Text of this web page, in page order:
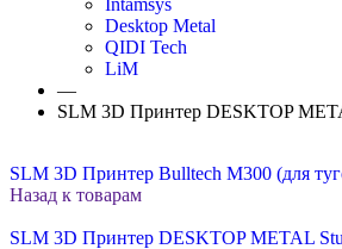
Intamsys
Desktop Metal
QIDI Tech
LiM
—
SLM 3D Принтер DESKTOP
SLM 3D Принтер Bulltech M300 (для
Назад к товарам
SLM 3D Принтер DESKTOP METAL